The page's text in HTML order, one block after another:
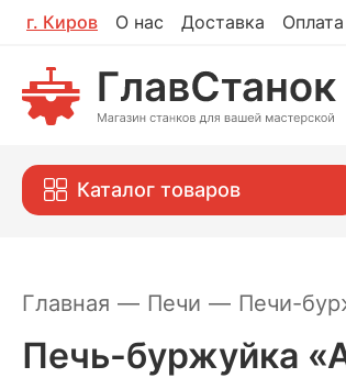
г. Киров О нас Доставка Оплата
Каталог товаров
Главная — Печи — Печи-
Печь-буржуйка
Печь-буржуйка